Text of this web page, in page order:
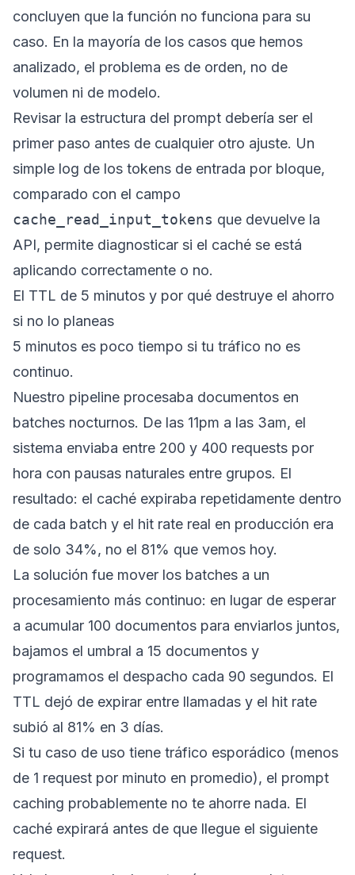
concluyen que la función no funciona para su
caso. En la mayoría de los casos que hemos
analizado, el problema es de orden, no de
volumen ni de modelo.
Revisar la estructura del prompt debería ser el
primer paso antes de cualquier otro ajuste. Un
simple log de los tokens de entrada por bloque,
comparado con el campo
cache_read_input_tokens que devuelve la
API, permite diagnosticar si el caché se está
aplicando correctamente o no.
El TTL de 5 minutos y por qué destruye el ahorro
si no lo planeas
5 minutos es poco tiempo si tu tráfico no es
continuo.
Nuestro pipeline procesaba documentos en
batches nocturnos. De las 11pm a las 3am, el
sistema enviaba entre 200 y 400 requests por
hora con pausas naturales entre grupos. El
resultado: el caché expiraba repetidamente dentro
de cada batch y el hit rate real en producción era
de solo 34%, no el 81% que vemos hoy.
La solución fue mover los batches a un
procesamiento más continuo: en lugar de esperar
a acumular 100 documentos para enviarlos juntos,
bajamos el umbral a 15 documentos y
programamos el despacho cada 90 segundos. El
TTL dejó de expirar entre llamadas y el hit rate
subió al 81% en 3 días.
Si tu caso de uso tiene tráfico esporádico (menos
de 1 request por minuto en promedio), el prompt
caching probablemente no te ahorre nada. El
caché expirará antes de que llegue el siguiente
request.